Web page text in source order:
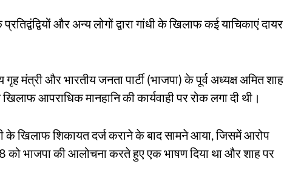
और अन्य लोगों द्वारा गांधी के खिलाफ कई याचिकाएं दायर
मंत्री और भारतीय जनता पार्टी (भाजपा) के पूर्व अध्यक्ष अमित शाह
आपराधिक मानहानि की कार्यवाही पर रोक लगा दी थी।
के खिलाफ शिकायत दर्ज कराने के बाद सामने आया, जिसमें आरोप
को भाजपा की आलोचना करते हुए एक भाषण दिया था और शाह पर